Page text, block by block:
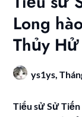
Long
Thủy Hử
ys1ys,
Tiểu sử Sử Tiến